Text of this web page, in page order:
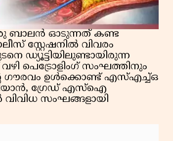
ഒരു ബാലൻ ഓടുന്നത് കണ്ട
സ്റ്റേഷനിൽ വിവരം
ഡ്യൂട്ടിയിലുണ്ടായിരുന്ന
പെട്രോളിംഗ് സംഘത്തിനും
ഗൗരവം ഉൾക്കൊണ്ട് എസ്എച്ച്ഒ
ഗ്രേഡ് എസ്ഐ
സംഘങ്ങളായി